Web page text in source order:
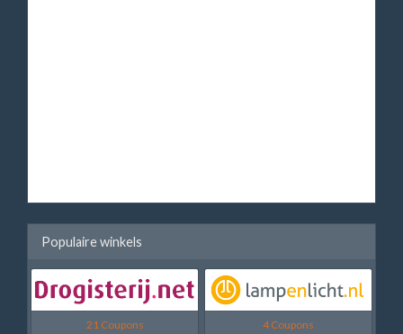
Populaire winkels
21 Coupons 4 Coupons